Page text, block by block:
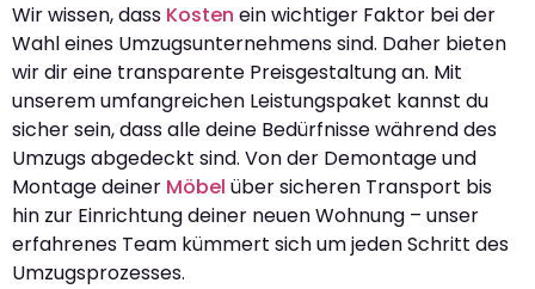
Wir wissen, dass Kosten ein wichtiger Faktor bei der
Wahl eines Umzugsunternehmens sind. Daher bieten
wir dir eine transparente Preisgestaltung an. Mit
unserem umfangreichen Leistungspaket kannst du
sicher sein, dass alle deine Bedürfnisse während des
Umzugs abgedeckt sind. Von der Demontage und
Montage deiner Möbel über sicheren Transport bis
hin zur Einrichtung deiner neuen Wohnung – unser
erfahrenes Team kümmert sich um jeden Schritt des
Umzugsprozesses.